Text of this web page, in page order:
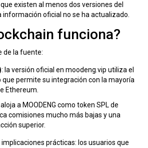
existen al menos dos versiones del
información oficial no se ha actualizado.
funciona?
de la fuente:
: la versión oficial en moodeng.vip utiliza el
que permite su integración con la mayoría
Ethereum.
a MOODENG como token SPL de
comisiones mucho más bajas y una
superior.
prácticas: los usuarios que